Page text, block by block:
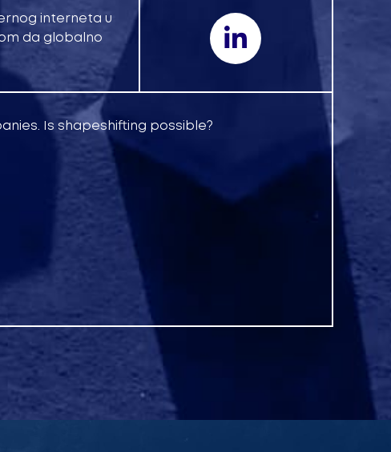
interneta u
da globalno
Is shapeshifting possible?